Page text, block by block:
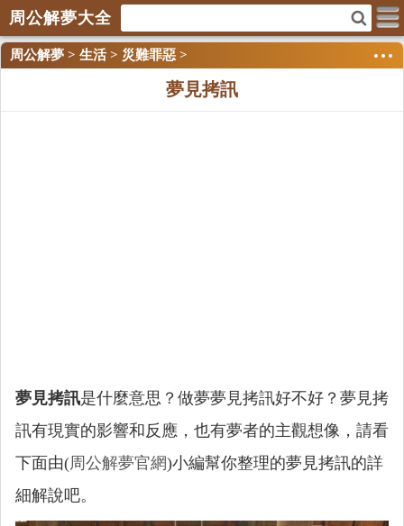
周公解夢大全
周公解夢 > 生活> 災難罪惡 >
夢見拷訊
夢見拷訊是什麼意思？做夢夢見拷訊好不好？夢見拷
訊有現實的影響和反應，也有夢者的主觀想像，請看
下面由(周公解夢官網)小編幫你整理的夢見拷訊的詳
細解說吧。